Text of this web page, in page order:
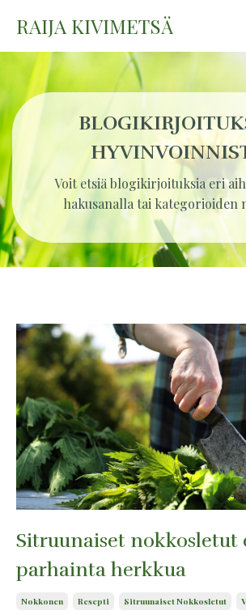
RAIJA KIVIMETSÄ
Voit etsiä blogikirjoituksia eri
hakusanalla tai kategorioiden
Sitruunaiset nokkosletut
parhainta herkkua
Nokkonen Resepti Sitruunaiset Nokkosletut